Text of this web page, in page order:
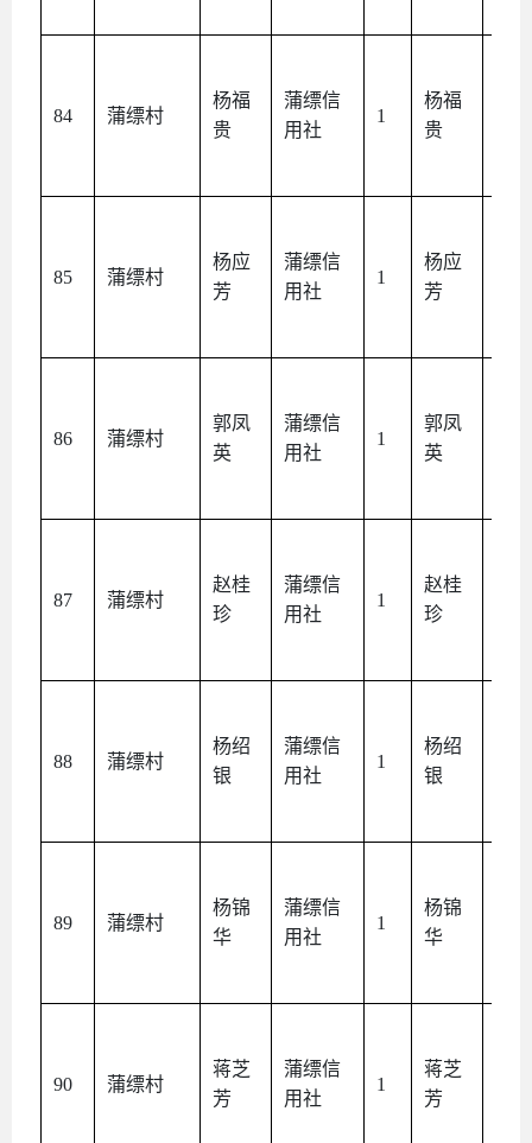
84 蒲缥村
杨福
贵
蒲缥信
用社
1
杨福
贵
85 蒲缥村
杨应
芳
蒲缥信
用社
1
杨应
芳
86 蒲缥村
郭凤
英
蒲缥信
用社
1
郭凤
英
87 蒲缥村
赵桂
珍
蒲缥信
用社
1
赵桂
珍
88 蒲缥村
杨绍
银
蒲缥信
用社
1
杨绍
银
89 蒲缥村
杨锦
华
蒲缥信
用社
1
杨锦
华
90 蒲缥村
蒋芝
芳
蒲缥信
用社
1
蒋芝
芳